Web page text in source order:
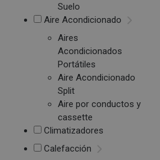
Suelo
Aire Acondicionado
Aires
Acondicionados
Portátiles
Aire Acondicionado
Split
Aire por conductos y
cassette
Climatizadores
Calefacción